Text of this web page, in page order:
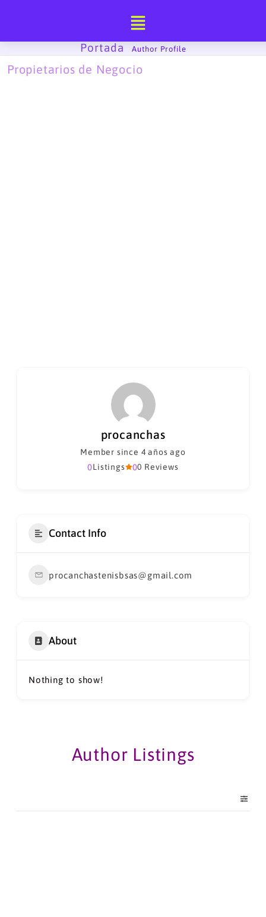
Portada
Author Profile
Propietarios de Negocio
procanchas
Member since 4 años ago
00 Reviews
0Listings
Contact Info
procanchastenisbsas@gmail.com
About
Nothing to show!
Author Listings